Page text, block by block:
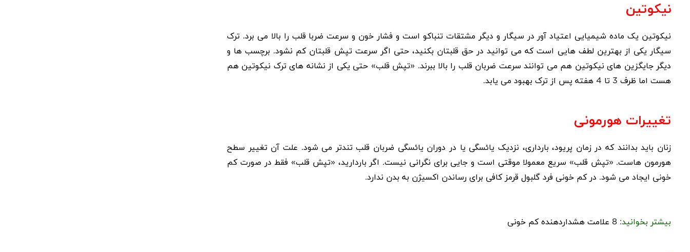
نیکوتین
نیکوتین یک ماده شیمیایی اعتیاد آور در سیگار و دیگر مشتقات تنباکو است و فشار خون و سرعت ضربا قلب را بالا می برد. ترک
سیگار یکی از بهترین لطف هایی است که می توانید در حق قلبتان بکنید، حتی اگر سرعت تپش قلبتان کم نشود. برچسب ها و
دیگر جایگزین های نیکوتین هم می توانند سرعت ضربان قلب را بالا ببرند. «تپش قلب» حتی یکی از نشانه های ترک نیکوتین هم
هست اما ظرف 3 تا 4 هفته پس از ترک بهبود می یابد.
تغییرات هورمونی
زنان باید بدانند که در زمان پریود، بارداری، نزدیک یائسگی یا در دوران یائسگی ضربان قلب تندتر می شود. علت آن تغییر سطح
هورمون هاست. «تپش قلب» سریع معمولا موقتی است و جایی برای نگرانی نیست. اگر باردارید، «تپش قلب» فقط در صورت کم
خونی ایجاد می شود. در کم خونی فرد گلبول قرمز کافی برای رساندن اکسیژن به بدن ندارد.
بیشتر بخوانید: 8 علامت هشداردهنده کم خونی